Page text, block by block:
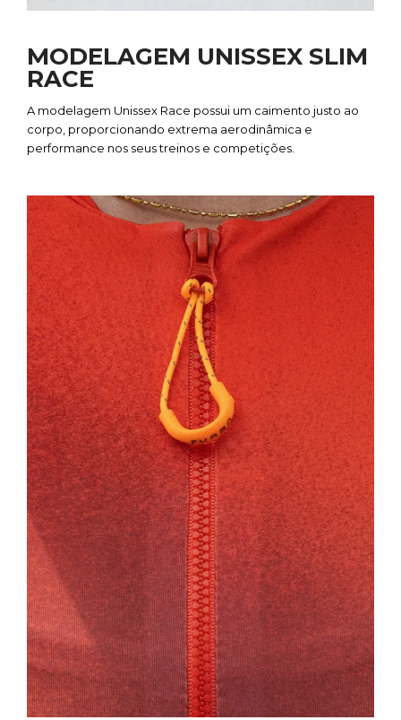
MODELAGEM UNISSEX SLIM
RACE
A modelagem Unissex Race possui um caimento justo ao
corpo, proporcionando extrema aerodinâmica e
performance nos seus treinos e competições.